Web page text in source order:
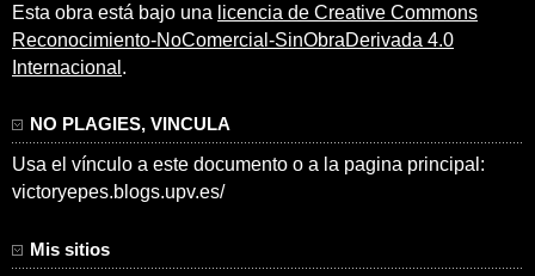
Esta obra está bajo una licencia de Creative Commons
Reconocimiento-NoComercial-SinObraDerivada 4.0
Internacional .
NO PLAGIES, VINCULA
Usa el vínculo a este documento o a la pagina principal:
victoryepes.blogs.upv.es/
Mis sitios